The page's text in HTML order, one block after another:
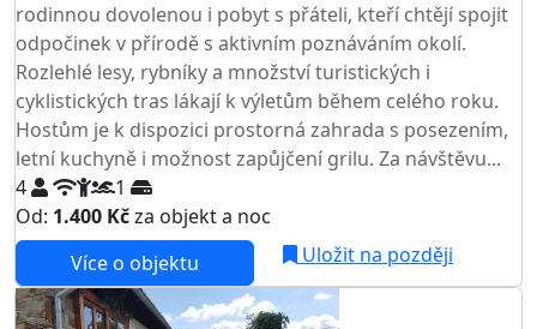
rodinnou dovolenou i pobyt s přáteli, kteří chtějí spojit
odpočinek v přírodě s aktivním poznáváním okolí.
Rozlehlé lesy, rybníky a množství turistických i
cyklistických tras lákají k výletům během celého roku.
Hostům je k dispozici prostorná zahrada s posezením,
letní kuchyně i možnost zapůjčení grilu. Za návštěvu...
4
1
Od: 1.400 Kčza objekt a noc
Více o objektu Uložit na později